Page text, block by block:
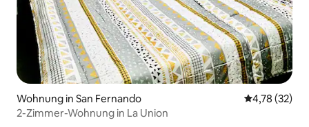
Wohnung in San Fernando
4,78 (32)
2-Zimmer-Wohnung in La Union